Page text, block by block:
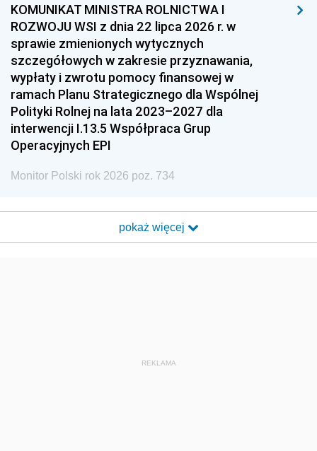
KOMUNIKAT MINISTRA ROLNICTWA I
ROZWOJU WSI z dnia 22 lipca 2026 r. w
sprawie zmienionych wytycznych
szczegółowych w zakresie przyznawania,
wypłaty i zwrotu pomocy finansowej w
ramach Planu Strategicznego dla Wspólnej
Polityki Rolnej na lata 2023–2027 dla
interwencji I.13.5 Współpraca Grup
Operacyjnych EPI
Monitor Polski rok 2026 poz. 734
pokaż więcej
REKLAMA